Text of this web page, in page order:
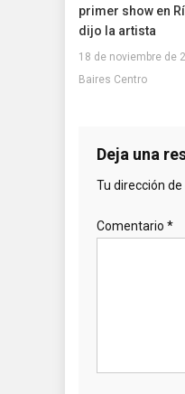
primer show en
dijo la artista
18 de noviembre de
Baires Centro
Deja una
Tu dirección
Comentario *